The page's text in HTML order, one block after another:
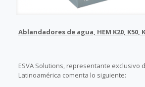
Ablandadores de agua, HEM K20, K50,
ESVA Solutions, representante exclusivo
Latinoamérica comenta lo siguiente: